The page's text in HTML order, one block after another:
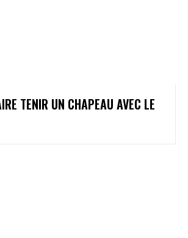
TENIR UN CHAPEAU AVEC LE